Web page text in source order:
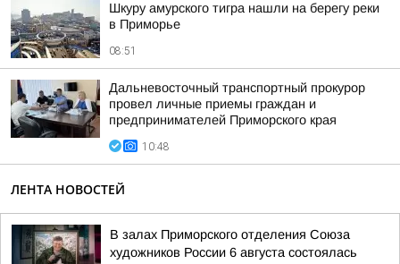
Шкуру амурского тигра нашли на берегу реки
в Приморье
08:51
Дальневосточный транспортный прокурор
провел личные приемы граждан и
предпринимателей Приморского края
10:48
ЛЕНТА НОВОСТЕЙ
В залах Приморского отделения Союза
художников России 6 августа состоялась